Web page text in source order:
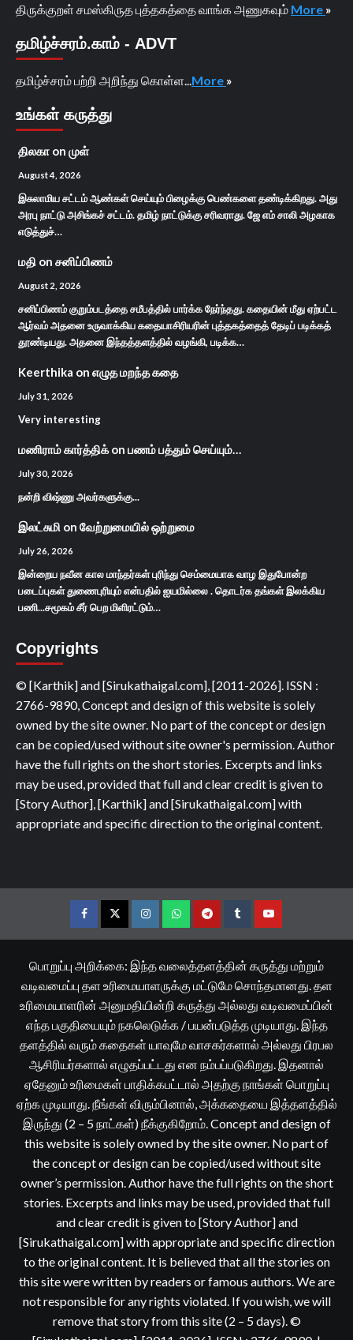
திருக்குறள் சமஸ்கிருத புத்தகத்தை வாங்க அணுகவும் More »
தமிழ்ச்சரம்.காம் - ADVT
தமிழ்ச்சரம் பற்றி அறிந்து கொள்ள... More »
உங்கள் கருத்து
திலகா on முள்
August 4, 2026
இசுலாமிய சட்டம் ஆண்கள் செய்யும் பிழைக்கு பெண்களை தண்டிக்கிறது. அது
அரபு நாட்டு அசிங்கச் சட்டம். தமிழ் நாட்டுக்கு சரிவராது. ஜே எம் சாலி அழகாக
எடுத்துச்…
மதி on சனிப்பிணம்
August 2, 2026
சனிப்பிணம் குறும்படத்தை சமீபத்தில் பார்க்க நேர்ந்தது. கதையின் மீது ஏற்பட்ட
ஆர்வம் அதனை உருவாக்கிய கதையாசிரியரின் புத்தகத்தைத் தேடிப் படிக்கத்
தூண்டியது. அதனை இந்தத்தளத்தில் வழங்கி, படிக்க…
Keerthika on எழுத மறந்த கதை
July 31, 2026
Very interesting
மணிராம் கார்த்திக்on பணம் பத்தும் செய்யும்…
July 30, 2026
நன்றி விஷ்ணு அவர்களுக்கு...
இலட்சுமி on வேற்றுமையில் ஒற்றுமை
July 26, 2026
இன்றைய நவீன கால மாந்தர்கள் புரிந்து செம்மையாக வாழ இதுபோன்ற
படைப்புகள் துணைபுரியும் என்பதில் ஐயமில்லை . தொடர்க தங்கள் இலக்கிய
பணி...சமூகம் சீர் பெற மிளிரட்டும்…
Copyrights
© [Karthik] and [Sirukathaigal.com], [2011-2026]. ISSN :
2766-9890, Concept and design of this website is solely
owned by the site owner. No part of the concept or design
can be copied/used without site owner's permission. Author
have the full rights on the short stories. Excerpts and links
may be used, provided that full and clear credit is given to
[Story Author], [Karthik] and [Sirukathaigal.com] with
appropriate and specific direction to the original content.
FacebookTwitterInstagramWhatsappTelegramTumblrYouTube
பொறுப்பு அறிக்கை: இந்த வலைத்தளத்தின் கருத்து மற்றும்
வடிவமைப்பு தள உரிமையாளருக்கு மட்டுமே சொந்தமானது. தள
உரிமையாளரின் அனுமதியின்றி கருத்து அல்லது வடிவமைப்பின்
எந்த பகுதியையும் நகலெடுக்க / பயன்படுத்த முடியாது. இந்த
தளத்தில் வரும் கதைகள் யாவுமே வாசகர்களால் அல்லது பிரபல
ஆசிரியர்களால் எழுதப்பட்டது என நம்பப்படுகிறது. இதனால்
ஏதேனும் உரிமைகள் பாதிக்கபட்டால் அதற்கு நாங்கள் பொறுப்பு
ஏற்க முடியாது. நீங்கள் விரும்பினால், அக்கதையை இத்தளத்தில்
இருந்து (2 – 5 நாட்கள்) நீக்குகிறோம். Concept and design of
this website is solely owned by the site owner. No part of
the concept or design can be copied/used without site
owner’s permission. Author have the full rights on the short
stories. Excerpts and links may be used, provided that full
and clear credit is given to [Story Author] and
[Sirukathaigal.com] with appropriate and specific direction
to the original content. It is believed that all the stories on
this site were written by readers or famous authors. We are
not responsible for any rights violated. If you wish, we will
remove that story from this site (2 – 5 days). ©